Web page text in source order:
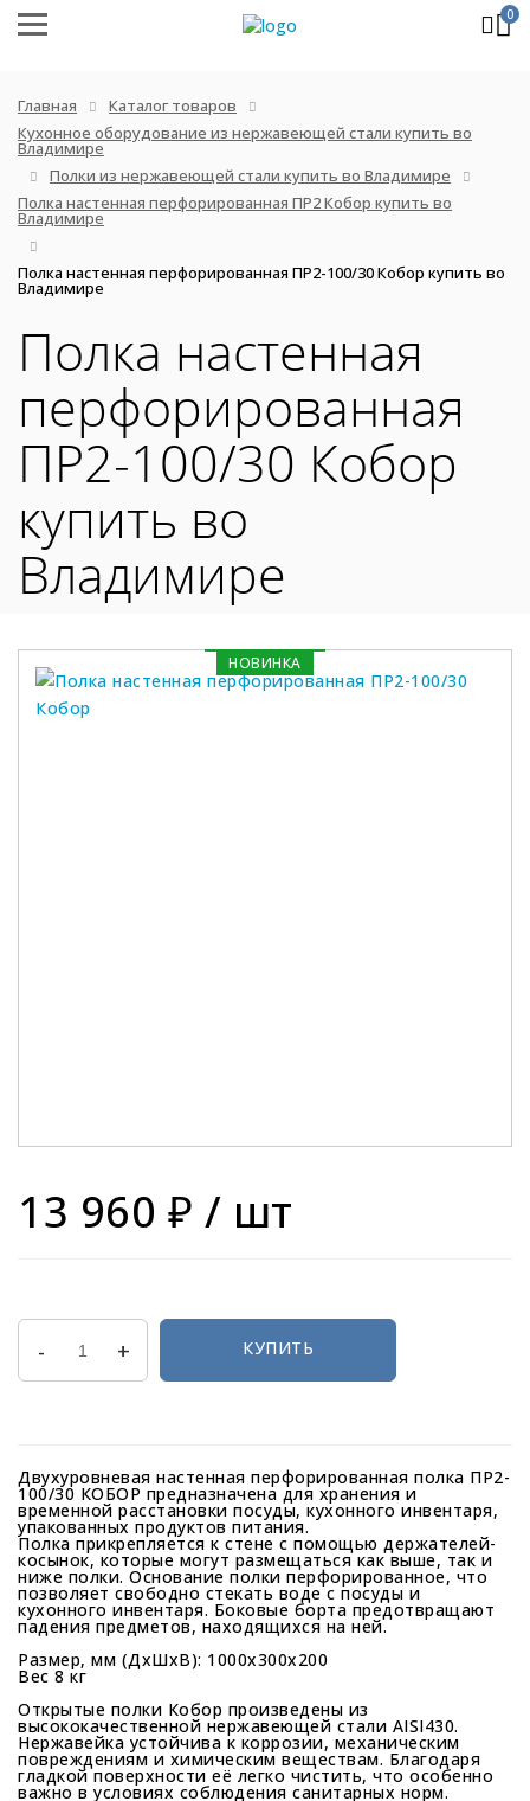
0
Главная
Каталог товаров
Кухонное оборудование из нержавеющей стали купить во
Владимире
Полки из нержавеющей стали купить во Владимире
Полка настенная перфорированная ПР2 Кобор купить во
Владимире
Полка настенная перфорированная ПР2-100/30 Кобор купить во
Владимире
Полка настенная
перфорированная
ПР2-100/30 Кобор
купить во
Владимире
НОВИНКА
13 960 ₽ / шт
- + КУПИТЬ
Двухуровневая настенная перфорированная полка ПР2-
100/30 КОБОР предназначена для хранения и
временной расстановки посуды, кухонного инвентаря,
упакованных продуктов питания.
Полка прикрепляется к стене с помощью держателей-
косынок, которые могут размещаться как выше, так и
ниже полки. Основание полки перфорированное, что
позволяет свободно стекать воде с посуды и
кухонного инвентаря. Боковые борта предотвращают
падения предметов, находящихся на ней.
Размер, мм (ДхШхВ): 1000х300х200
Вес 8 кг
Открытые полки Кобор произведены из
высококачественной нержавеющей стали AISI430.
Нержавейка устойчива к коррозии, механическим
повреждениям и химическим веществам. Благодаря
гладкой поверхности её легко чистить, что особенно
важно в условиях соблюдения санитарных норм.